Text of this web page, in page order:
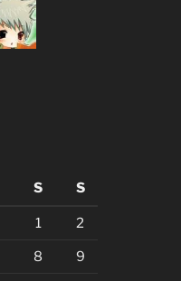
S S
1 2
8 9